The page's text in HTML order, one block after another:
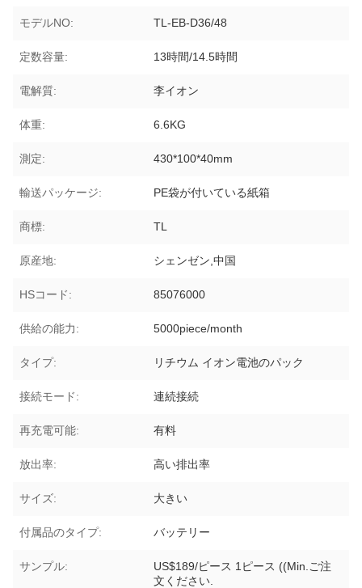
モデルNO: TL-EB-D36/48
定数容量: 13時間/14.5時間
電解質: 李イオン
体重: 6.6KG
測定: 430*100*40mm
輸送パッケージ: PE袋が付いている紙箱
商標: TL
原産地: シェンゼン,中国
HSコード: 85076000
供給の能力: 5000piece/month
タイプ: リチウム イオン電池のパック
接続モード: 連続接続
再充電可能: 有料
放出率: 高い排出率
サイズ: 大きい
付属品のタイプ: バッテリー
サンプル:
US$189/ピース 1ピース ((Min.ご注
文ください.